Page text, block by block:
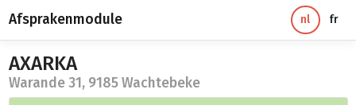
Afsprakenmodule nl fr
AXARKA
Warande 31, 9185 Wachtebeke